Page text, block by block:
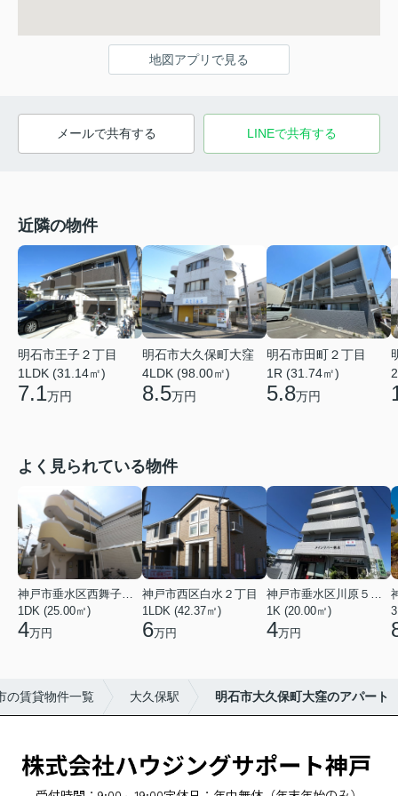
地図アプリで見る
メールで共有する LINEで共有する
近隣の物件
明石市王子２丁目
1LDK (31.14㎡)
7.1万円
明石市大久保町大窪
4LDK (98.00㎡)
8.5万円
明石市田町２丁目
1R (31.74㎡)
5.8万円
よく見られている物件
神戸市垂水区西舞子２丁目
1DK (25.00㎡)
4万円
神戸市西区白水２丁目
1LDK (42.37㎡)
6万円
神戸市垂水区川原５丁目
1K (20.00㎡)
4万円
の賃貸物件一覧 大久保駅 明石市大久保町大窪のアパート